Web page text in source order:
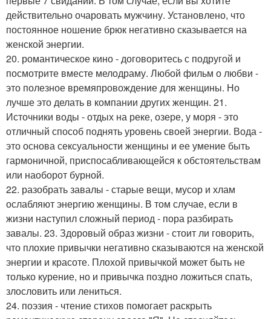
действительно очаровать мужчину. Установлено, что
постоянное ношение брюк негативно сказывается на
женской энергии.
20. романтическое кино - договоритесь с подругой и
посмотрите вместе мелодраму. Любой фильм о любви -
это полезное времяпровождение для женщины. Но
лучше это делать в компании других женщин. 21.
Источники воды - отдых на реке, озере, у моря - это
отличный способ поднять уровень своей энергии. Вода -
это основа сексуальности женщины и ее умение быть
гармоничной, приспосабливающейся к обстоятельствам
или наоборот бурной.
22. разобрать завалы - старые вещи, мусор и хлам
ослабляют энергию женщины. В том случае, если в
жизни наступил сложный период - пора разбирать
завалы. 23. Здоровый образ жизни - стоит ли говорить,
что плохие привычки негативно сказываются на женской
энергии и красоте. Плохой привычкой может быть не
только курение, но и привычка поздно ложиться спать,
злословить или лениться.
24. поэзия - чтение стихов помогает раскрыть